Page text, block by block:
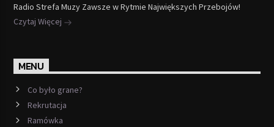
Radio Strefa Muzy Zawsze w Rytmie Największych Przebojów!
Czytaj Więcej
MENU
Co było grane?
Rekrutacja
Ramówka